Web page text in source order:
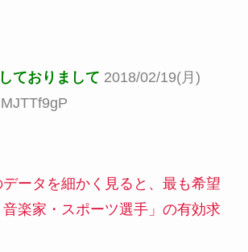
ておりまして 2018/02/19(月)
ータを細かく見ると、最も希望
楽家・スポーツ選手」の有効求